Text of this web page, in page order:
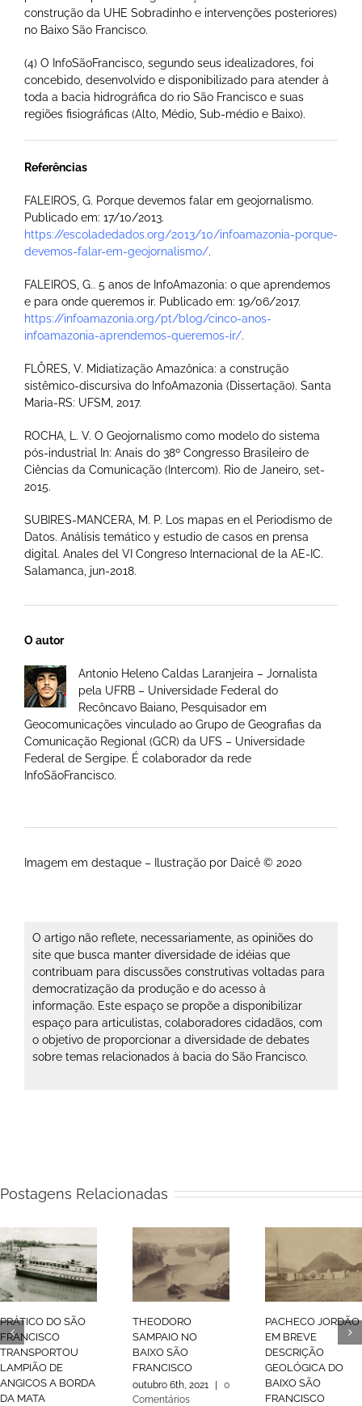
construção da UHE Sobradinho e intervenções posteriores)
no Baixo São Francisco.
(4) O InfoSãoFrancisco, segundo seus idealizadores, foi
concebido, desenvolvido e disponibilizado para atender à
toda a bacia hidrográfica do rio São Francisco e suas
regiões fisiográficas (Alto, Médio, Sub-médio e Baixo).
Referências
FALEIROS, G. Porque devemos falar em geojornalismo.
Publicado em: 17/10/2013.
https://escoladedados.org/2013/10/infoamazonia-porque-
devemos-falar-em-geojornalismo/.
FALEIROS, G.. 5 anos de InfoAmazonia: o que aprendemos
e para onde queremos ir. Publicado em: 19/06/2017.
https://infoamazonia.org/pt/blog/cinco-anos-
infoamazonia-aprendemos-queremos-ir/.
FLÔRES, V. Midiatização Amazônica: a construção
sistêmico-discursiva do InfoAmazonia (Dissertação). Santa
Maria-RS: UFSM, 2017.
ROCHA, L. V. O Geojornalismo como modelo do sistema
pós-industrial In: Anais do 38º Congresso Brasileiro de
Ciências da Comunicação (Intercom). Rio de Janeiro, set-
2015.
SUBIRES-MANCERA, M. P. Los mapas en el Periodismo de
Datos. Análisis temático y estudio de casos en prensa
digital. Anales del VI Congreso Internacional de la AE-IC.
Salamanca, jun-2018.
O autor
Antonio Heleno Caldas Laranjeira – Jornalista
pela UFRB – Universidade Federal do
Recôncavo Baiano, Pesquisador em
Geocomunicações vinculado ao Grupo de Geografias da
Comunicação Regional (GCR) da UFS – Universidade
Federal de Sergipe. É colaborador da rede
InfoSãoFrancisco.
Imagem em destaque – Ilustração por Daicê © 2020
O artigo não reflete, necessariamente, as opiniões do
site que busca manter diversidade de idéias que
contribuam para discussões construtivas voltadas para
democratização da produção e do acesso à
informação. Este espaço se propõe a disponibilizar
espaço para articulistas, colaboradores cidadãos, com
o objetivo de proporcionar a diversidade de debates
sobre temas relacionados à bacia do São Francisco.
Postagens Relacionadas
PRÁTICO DO SÃO
FRANCISCO
TRANSPORTOU
LAMPIÃO DE
ANGICOS A BORDA
DA MATA
THEODORO
SAMPAIO NO
BAIXO SÃO
FRANCISCO
outubro 6th, 2021 |
0
Comentários
PACHECO JORDÃO
EM BREVE
DESCRIÇÃO
GEOLÓGICA DO
BAIXO SÃO
FRANCISCO